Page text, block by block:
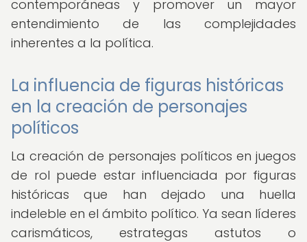
contemporáneas y promover un mayor
entendimiento de las complejidades
inherentes a la política.
La influencia de figuras históricas
en la creación de personajes
políticos
La creación de personajes políticos en juegos
de rol puede estar influenciada por figuras
históricas que han dejado una huella
indeleble en el ámbito político. Ya sean líderes
carismáticos, estrategas astutos o